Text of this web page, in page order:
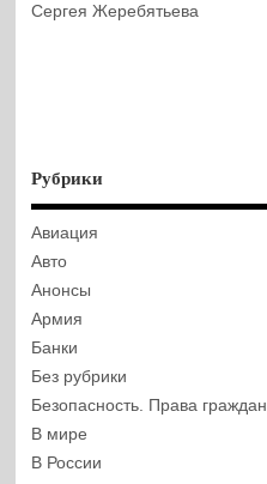
Сергея Жеребятьева
Рубрики
Авиация
Авто
Анонсы
Армия
Банки
Без рубрики
Безопасность. Права граждан
В мире
В России